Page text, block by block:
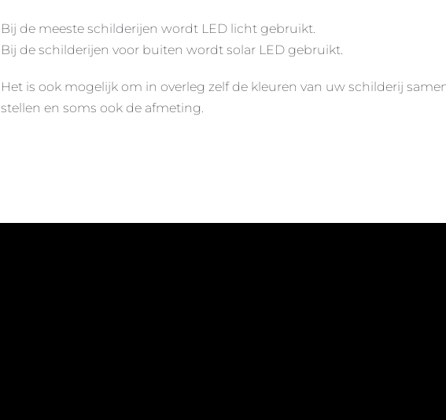
Bij de meeste schilderijen wordt LED licht gebruikt.
Bij de schilderijen voor buiten wordt solar LED gebruikt.
Het is ook mogelijk om in overleg zelf de kleuren van uw schilderij
stellen en soms ook de afmeting.